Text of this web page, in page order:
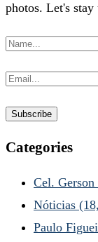
photos. Let's stay
Categories
Cel. Gerson
Nóticias
Paulo